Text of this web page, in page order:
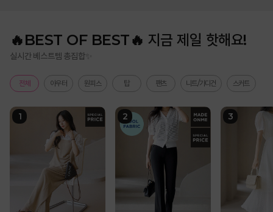
🔥BEST OF BEST🔥 지금 제일 핫해요!
실시간 베스트템 총집합✨
전체 아우터 원피스 탑 팬츠 니트/가디건 스커트